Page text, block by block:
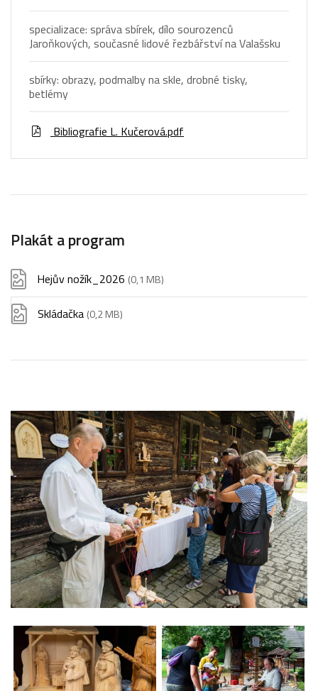
specializace: správa sbírek, dílo sourozenců
Jaroňkových, současné lidové řezbářství na Valašsku
sbírky: obrazy, podmalby na skle, drobné tisky,
betlémy
Bibliografie L. Kučerová.pdf
Plakát a program
Hejův nožík_2026 (0,1 MB)
Skládačka (0,2 MB)